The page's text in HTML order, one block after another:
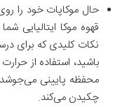
حال موکاپات خود را
قهوه موکا ایتالیایی
نکات کلیدی که برای
باشید، استفاده از
محفظه پایینی
چکیدن می‌کند.